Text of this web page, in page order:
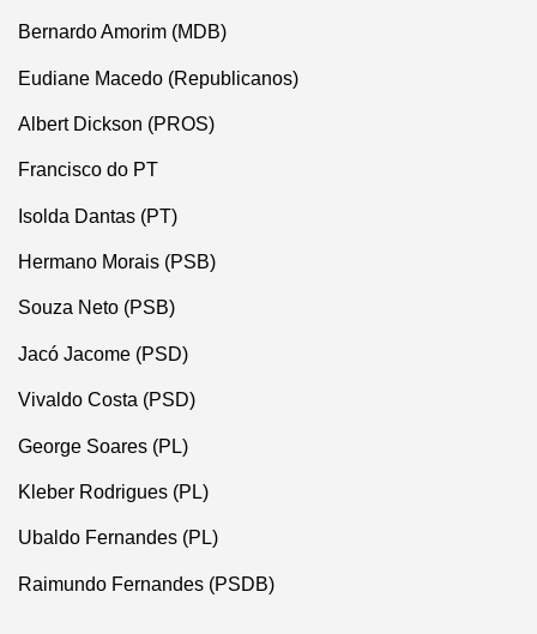
Bernardo Amorim (MDB)
Eudiane Macedo (Republicanos)
Albert Dickson (PROS)
Francisco do PT
Isolda Dantas (PT)
Hermano Morais (PSB)
Souza Neto (PSB)
Jacó Jacome (PSD)
Vivaldo Costa (PSD)
George Soares (PL)
Kleber Rodrigues (PL)
Ubaldo Fernandes (PL)
Raimundo Fernandes (PSDB)